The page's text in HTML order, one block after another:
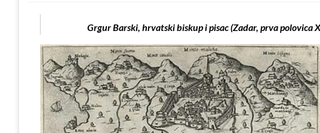
Grgur Barski, hrvatski biskup i pisac (Zadar, prva